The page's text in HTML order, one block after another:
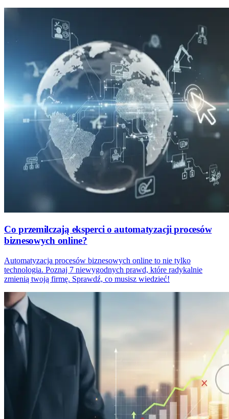
Co przemilczają eksperci o automatyzacji procesów
biznesowych online?
Automatyzacja procesów biznesowych online to nie tylko
technologia. Poznaj 7 niewygodnych prawd, które radykalnie
zmienią twoją firmę. Sprawdź, co musisz wiedzieć!